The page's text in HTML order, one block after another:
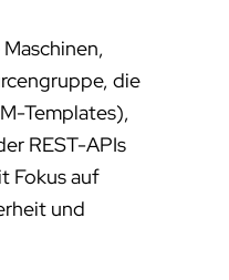
die
Templates),
REST-APIs
Fokus auf
und